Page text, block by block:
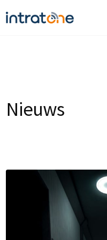
Nieuws